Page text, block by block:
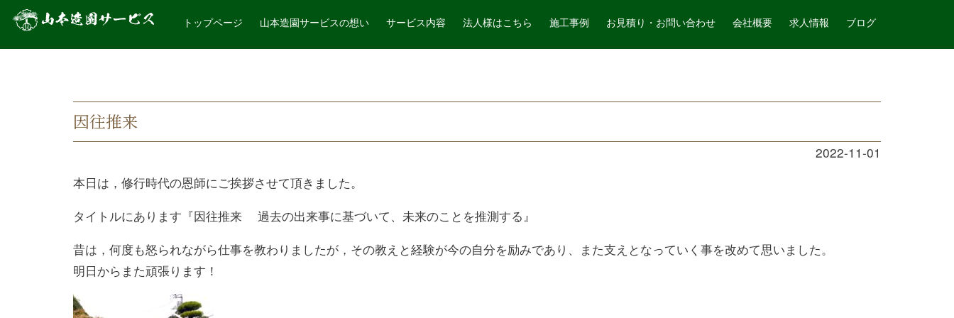
トップページ 山本造園サービスの想い サービス内容 法人様はこちら 施工事例 お見積り・お問い合わせ 会社概要 求人情報 ブログ
山本造園サービス 記事詳細
因往推来
2022-11-01
本日は，修行時代の恩師にご挨拶させて頂きました。
タイトルにあります『因往推来 過去の出来事に基づいて、未来のことを推測する』
昔は，何度も怒られながら仕事を教わりましたが，その教えと経験が今の自分を励みであり、また支えとなっていく事を改めて思いました。
明日からまた頑張ります！